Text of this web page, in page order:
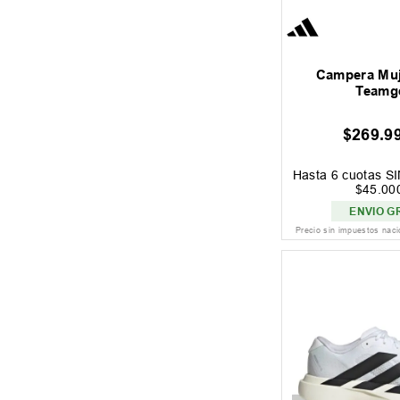
Campera
$269.
Hasta 6 cuotas
$45 .
ENVIO
Precio sin impuestos